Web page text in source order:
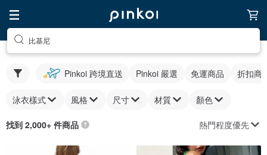
比基尼
Pinkoi 跨境直送 Pinkoi 嚴選 免運商品 折扣商
泳衣樣式 風格 尺寸 材質 顏色
找到 2,000+ 件商品 熱門程度優先